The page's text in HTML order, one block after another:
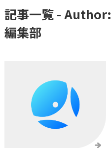
記事一覧 - Author:
編集部